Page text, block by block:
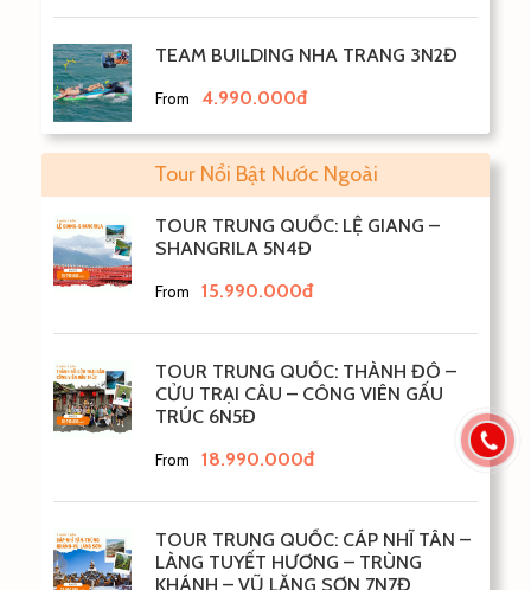
TEAM BUILDING NHA TRANG 3N2Đ
From 4.990.000đ
Tour Nổi Bật Nước Ngoài
TOUR TRUNG QUỐC: LỆ GIANG –
SHANGRILA 5N4Đ
From 15.990.000đ
TOUR TRUNG QUỐC: THÀNH ĐÔ –
CỬU TRẠI CÂU – CÔNG VIÊN GẤU
TRÚC 6N5Đ
From 18.990.000đ
TOUR TRUNG QUỐC: CÁP NHĨ TÂN –
LÀNG TUYẾT HƯƠNG – TRÙNG
KHÁNH – VŨ LĂNG SƠN 7N7Đ